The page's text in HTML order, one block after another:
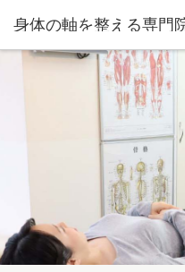
身体の軸を整える専